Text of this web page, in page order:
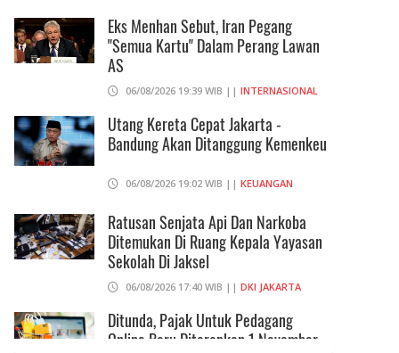
Eks Menhan Sebut, Iran Pegang
"Semua Kartu" Dalam Perang Lawan
AS
06/08/2026 19:39 WIB || INTERNASIONAL
Utang Kereta Cepat Jakarta -
Bandung Akan Ditanggung Kemenkeu
06/08/2026 19:02 WIB || KEUANGAN
Ratusan Senjata Api Dan Narkoba
Ditemukan Di Ruang Kepala Yayasan
Sekolah Di Jaksel
06/08/2026 17:40 WIB || DKI JAKARTA
Ditunda, Pajak Untuk Pedagang
Online Baru Diterapkan 1 November